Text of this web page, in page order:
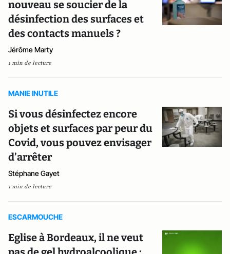
nouveau se soucier de la
désinfection des surfaces et
des contacts manuels ?
Jérôme Marty
1 min de lecture
MANIE INUTILE
Si vous désinfectez encore
objets et surfaces par peur du
Covid, vous pouvez envisager
d’arrêter
Stéphane Gayet
1 min de lecture
ESCARMOUCHE
Eglise à Bordeaux, il ne veut